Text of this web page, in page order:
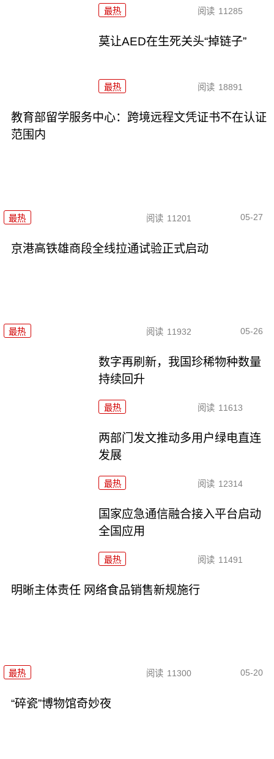
最热 阅读 11285
莫让AED在生死关头“掉链子”
最热 阅读 18891
教育部留学服务中心：跨境远程文凭证书不在认证
范围内
最热 阅读 11201 05-27
京港高铁雄商段全线拉通试验正式启动
最热 阅读 11932 05-26
数字再刷新，我国珍稀物种数量
持续回升
最热 阅读 11613
两部门发文推动多用户绿电直连
发展
最热 阅读 12314
国家应急通信融合接入平台启动
全国应用
最热 阅读 11491
明晰主体责任 网络食品销售新规施行
最热 阅读 11300 05-20
“碎瓷”博物馆奇妙夜